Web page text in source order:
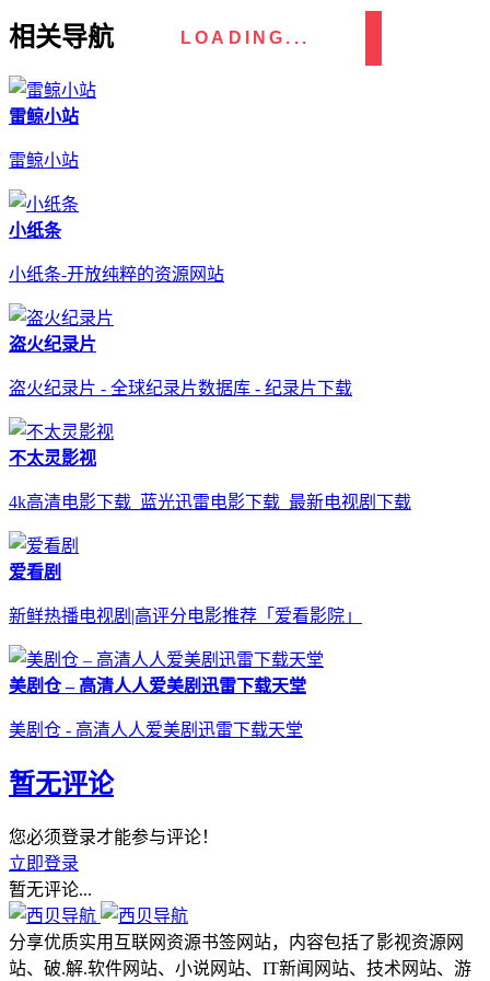
LOADING...
相关导航
雷鲸小站
雷鲸小站
小纸条
小纸条-开放纯粹的资源网站
盗火纪录片
盗火纪录片 - 全球纪录片数据库 - 纪录片下载
不太灵影视
4k高清电影下载_蓝光迅雷电影下载_最新电视剧下载
爱看剧
新鲜热播电视剧|高评分电影推荐「爱看影院」
美剧仓 – 高清人人爱美剧迅雷下载天堂
美剧仓 - 高清人人爱美剧迅雷下载天堂
暂无评论
您必须登录才能参与评论！
立即登录
暂无评论...
分享优质实用互联网资源书签网站，内容包括了影视资源网
站、破.解.软件网站、小说网站、IT新闻网站、技术网站、游